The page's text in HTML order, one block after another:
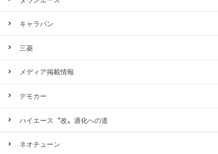
キャラバン
三菱
メディア掲載情報
デモカー
ハイエース〝改〟適化への道
ネオチューン